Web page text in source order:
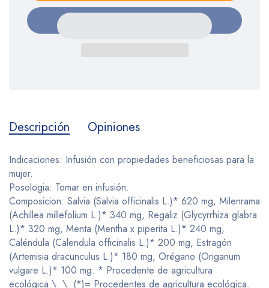
Descripción Opiniones
Indicaciones: Infusión con propiedades beneficiosas para la
mujer.
Posologia: Tomar en infusión.
Composicion: Salvia (Salvia officinalis L.)* 620 mg, Milenrama
(Achillea millefolium L.)* 340 mg, Regaliz (Glycyrrhiza glabra
L.)* 320 mg, Menta (Mentha x piperita L.)* 240 mg,
Caléndula (Calendula officinalis L.)* 200 mg, Estragón
(Artemisia dracunculus L.)* 180 mg, Orégano (Origanum
vulgare L.)* 100 mg. * Procedente de agricultura
ecológica.\ \ (*)= Procedentes de agricultura ecológica.